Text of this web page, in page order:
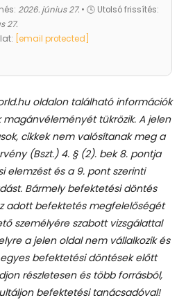
2026. június 27. • 🕓 Utolsó frissítés:
27.
[email protected]
oldalon található információk
magánvéleményét tükrözik. A jelen
cikkek nem valósítanak meg a
(Bszt.) 4. § (2). bek 8. pontja
elemzést és a 9. pont szerinti
Bármely befektetési döntés
adott befektetés megfelelőségét
személyére szabott vizsgálattal
a jelen oldal nem vállalkozik és
befektetési döntések előtt
részletesen és több forrásból,
befektetési tanácsadóval!